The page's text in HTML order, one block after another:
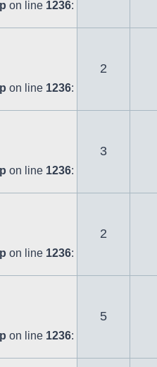
on line 1236:
on line 1236:
2
on line 1236:
3
on line 1236:
2
on line 1236:
5